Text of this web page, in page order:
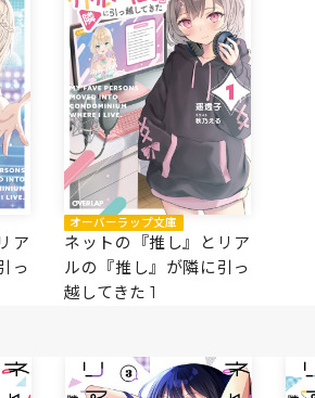
ア
っ
オーバーラップ文庫
ネットの『推し』とリア
ルの『推し』が隣に引っ
越してきた 1